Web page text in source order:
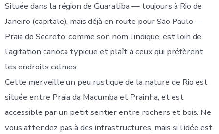
Située dans la région de Guaratiba — toujours à Rio de
Janeiro (capitale), mais déjà en route pour São Paulo —
Praia do Secreto, comme son nom l’indique, est loin de
l’agitation carioca typique et plaît à ceux qui préfèrent
les endroits calmes.
Cette merveille un peu rustique de la nature de Rio est
située entre Praia da Macumba et Prainha, et est
accessible par un petit sentier entre rochers et bois. Ne
vous attendez pas à des infrastructures, mais si l’idée est